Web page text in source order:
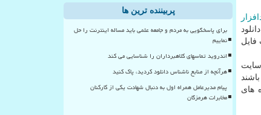
فایل
های
پربیننده ترین ها
برای پاسخگویی به مردم و جامعه علمی باید مساله اینترنت را حل
نماییم
اندروید تماسهای کلاهبرداران را شناسایی می کند
هرآنچه از منابع ناشناس دانلود کردید، پاک کنید
پیام مدیرعامل همراه اول به دنبال شهادت یکی از کارکنان
مخابرات هرمزگان